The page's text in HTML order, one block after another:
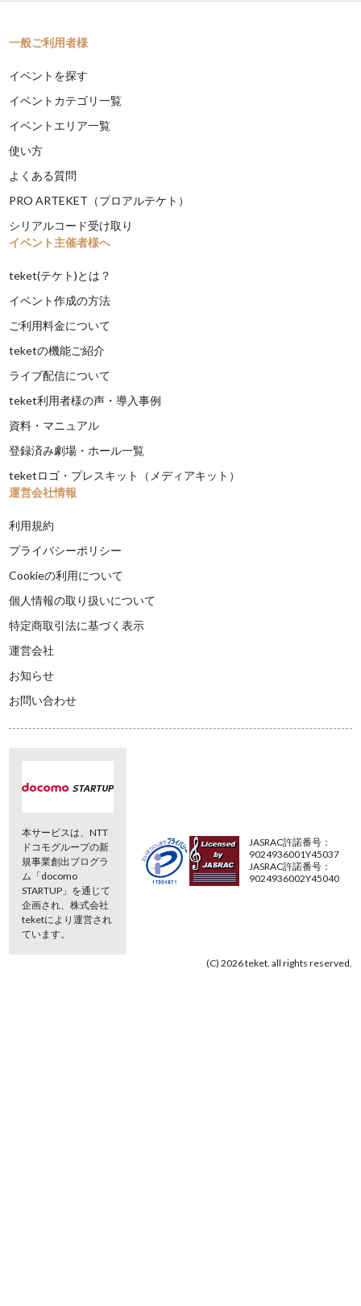
一般ご利用者様
イベントを探す
イベントカテゴリ一覧
イベントエリア一覧
使い方
よくある質問
PRO ARTEKET（プロアルテケト）
シリアルコード受け取り
イベント主催者様へ
teket(テケト)とは？
イベント作成の方法
ご利用料金について
teketの機能ご紹介
ライブ配信について
teket利用者様の声・導入事例
資料・マニュアル
登録済み劇場・ホール一覧
teketロゴ・プレスキット（メディアキット）
運営会社情報
利用規約
プライバシーポリシー
Cookieの利用について
個人情報の取り扱いについて
特定商取引法に基づく表示
運営会社
お知らせ
お問い合わせ
本サービスは、NTT
ドコモグループの新
規事業創出プログラ
ム「docomo
STARTUP」を通じて
企画され、株式会社
teketにより運営され
ています。
JASRAC許諾番号：
9024936001Y45037
JASRAC許諾番号：
9024936002Y45040
(C) 2026 teket. all rights reserved.